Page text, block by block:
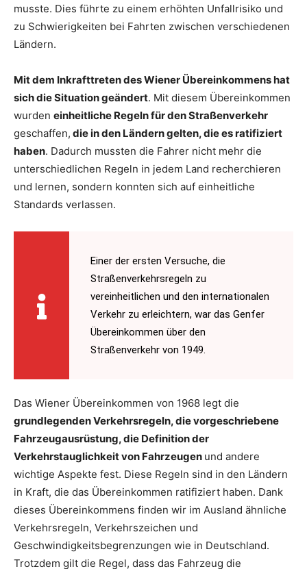
musste. Dies führte zu einem erhöhten Unfallrisiko und
zu Schwierigkeiten bei Fahrten zwischen verschiedenen
Ländern.
Mit dem Inkrafttreten des Wiener Übereinkommens hat
sich die Situation geändert. Mit diesem Übereinkommen
wurden einheitliche Regeln für den Straßenverkehr
geschaffen, die in den Ländern gelten, die es ratifiziert
haben. Dadurch mussten die Fahrer nicht mehr die
unterschiedlichen Regeln in jedem Land recherchieren
und lernen, sondern konnten sich auf einheitliche
Standards verlassen.
Einer der ersten Versuche, die
Straßenverkehrsregeln zu
vereinheitlichen und den internationalen
Verkehr zu erleichtern, war das Genfer
Übereinkommen über den
Straßenverkehr von 1949.
Das Wiener Übereinkommen von 1968 legt die
grundlegenden Verkehrsregeln, die vorgeschriebene
Fahrzeugausrüstung, die Definition der
Verkehrstauglichkeit von Fahrzeugen und andere
wichtige Aspekte fest. Diese Regeln sind in den Ländern
in Kraft, die das Übereinkommen ratifiziert haben. Dank
dieses Übereinkommens finden wir im Ausland ähnliche
Verkehrsregeln, Verkehrszeichen und
Geschwindigkeitsbegrenzungen wie in Deutschland.
Trotzdem gilt die Regel, dass das Fahrzeug die